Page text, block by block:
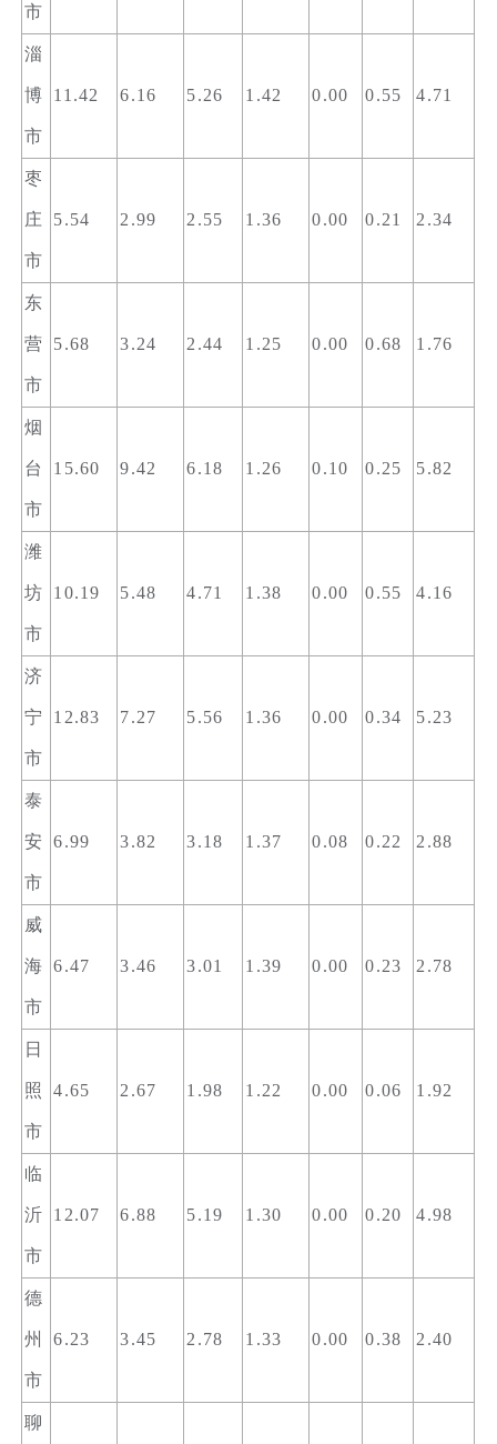
市
淄
博
市
11.42 6.16 5.26 1.42 0.00 0.55 4.71
枣
庄
市
5.54 2.99 2.55 1.36 0.00 0.21 2.34
东
营
市
5.68 3.24 2.44 1.25 0.00 0.68 1.76
烟
台
市
15.60 9.42 6.18 1.26 0.10 0.25 5.82
潍
坊
市
10.19 5.48 4.71 1.38 0.00 0.55 4.16
济
宁
市
12.83 7.27 5.56 1.36 0.00 0.34 5.23
泰
安
市
6.99 3.82 3.18 1.37 0.08 0.22 2.88
威
海
市
6.47 3.46 3.01 1.39 0.00 0.23 2.78
日
照
市
4.65 2.67 1.98 1.22 0.00 0.06 1.92
临
沂
市
12.07 6.88 5.19 1.30 0.00 0.20 4.98
德
州
市
6.23 3.45 2.78 1.33 0.00 0.38 2.40
聊